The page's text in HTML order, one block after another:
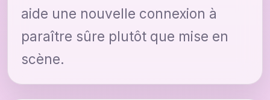
aide une nouvelle connexion à
paraître sûre plutôt que mise en
scène.